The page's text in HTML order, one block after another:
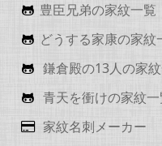
豊臣兄弟の家紋一覧
どうする家康の家紋
鎌倉殿の13人の家
青天を衝けの家紋一
家紋名刺メーカー